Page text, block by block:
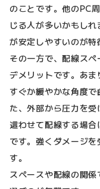
のことです。他のPC
じる人が多いかもし
が安定しやすいのが特
その一方で、配線ス
デメリットです。あ
すぐか緩やかな角度
た、外部から圧力を
這わせて配線する場
です。強くダメージ
す。
スペースや配線の関